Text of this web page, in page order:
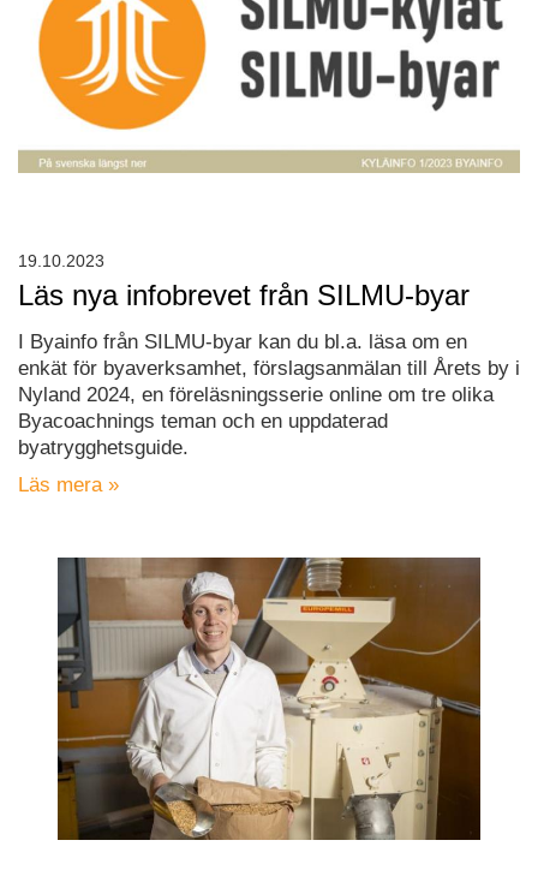
Läs nya infobrevet från SILMU-byar
I Byainfo från SILMU-byar kan du bl.a. läsa om en
enkät för byaverksamhet, förslagsanmälan till Årets by i
Nyland 2024, en föreläsningsserie online om tre olika
Byacoachnings teman och en uppdaterad
byatrygghetsguide.
Läs mera »
19.10.2023